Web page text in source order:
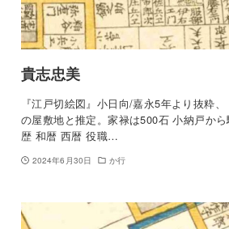
貴志忠美
『江戸切絵図』小日向/嘉永5年より抜粋
の屋敷地と推定。家禄は500石 小納戸か
歴 和暦 西暦 役職…
2024年6月30日 か行